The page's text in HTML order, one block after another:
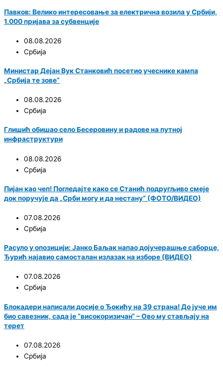
Павков: Велико интересовање за електрична возила у Србији,
1.000 пријава за субвенције
08.08.2026
Србија
Министар Дејан Вук Станковић посетио учеснике кампа
„Србија те зове“
08.08.2026
Србија
Глишић обишао село Бесеровину и радове на путној
инфраструктури
08.08.2026
Србија
Пијан као чеп! Погледајте како се Станић подругљиво смеје
док поручује да „Срби могу и да нестану“ (ФОТО/ВИДЕО)
07.08.2026
Србија
Расуло у опозицији: Јанко Баљак напао дојучерашње саборце,
Ђурић најавио самосталан излазак на изборе (ВИДЕО)
07.08.2026
Србија
Блокадери написали досије о Ђокићу на 39 страна! До јуче им
био савезник, сада је “високоризичан“ – Ово му стављају на
терет
07.08.2026
Србија